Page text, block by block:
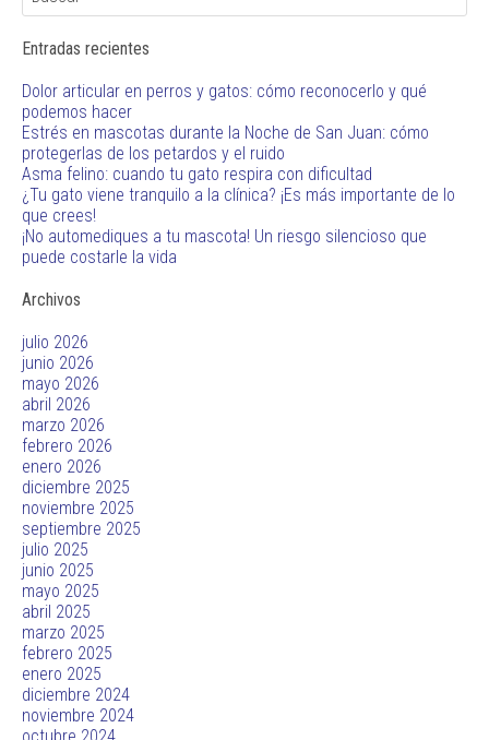
Entradas recientes
Dolor articular en perros y gatos: cómo reconocerlo y qué
podemos hacer
Estrés en mascotas durante la Noche de San Juan: cómo
protegerlas de los petardos y el ruido
Asma felino: cuando tu gato respira con dificultad
¿Tu gato viene tranquilo a la clínica? ¡Es más importante de lo
que crees!
¡No automediques a tu mascota! Un riesgo silencioso que
puede costarle la vida
Archivos
julio 2026
junio 2026
mayo 2026
abril 2026
marzo 2026
febrero 2026
enero 2026
diciembre 2025
noviembre 2025
septiembre 2025
julio 2025
junio 2025
mayo 2025
abril 2025
marzo 2025
febrero 2025
enero 2025
diciembre 2024
noviembre 2024